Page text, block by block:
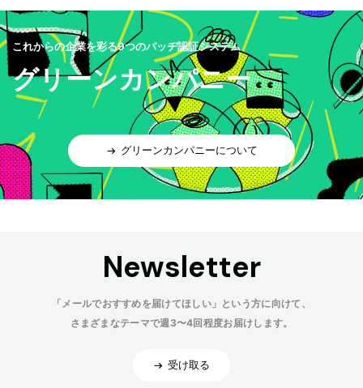
これからの企業を彩る9つのバッヂ認証システム
グリーンカンパニー
グリーンカンパニーについて
Newsletter
「メールでおすすめを届けてほしい」という方に向けて、
さまざまなテーマで週3〜4回程度お届けします。
受け取る